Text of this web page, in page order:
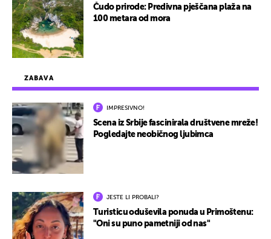
ZABAVA
IMPRESIVNO!
Scena iz Srbije fascinirala društvene mreže!
Pogledajte neobičnog ljubimca
JESTE LI PROBALI?
Turisticu oduševila ponuda u Primoštenu:
"Oni su puno pametniji od nas"
Čudo prirode: Predivna pješčana plaža na
100 metara od mora